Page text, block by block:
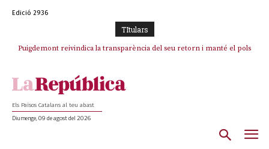
Edició 2936
TItulars
Puigdemont reivindica la transparència del seu retorn i manté el pols
Els Països Catalans al teu abast
Diumenge, 09 de agost del 2026